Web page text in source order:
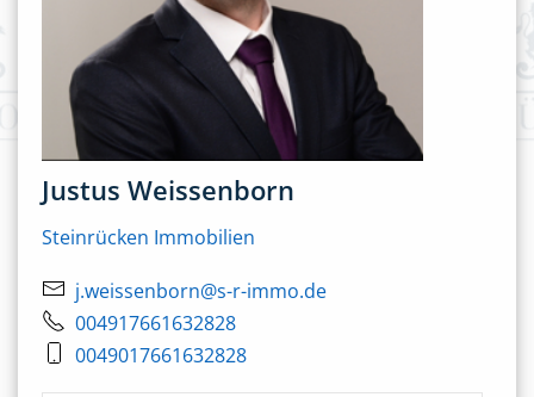
Justus Weissenborn
Steinrücken Immobilien
j.weissenborn@s-r-immo.de
004917661632828
0049017661632828